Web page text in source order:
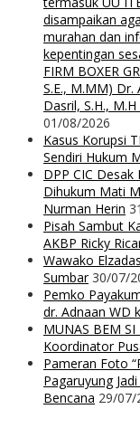
disampaikan
murahan dan
kepentingan
FIRM BOXER
S.E., M.MM) Dr.
Dasril, S.H.,
01/08/2026
Kasus Korupsi
Sendiri Hukum
DPP CIC
Dihukum Mati
Nurman Herin
Pisah Sambut
AKBP Ricky
Wawako
Sumbar 30/07/
Pemko
dr. Adnaan WD
MUNAS BEM
Koordinator
Pameran Foto
Pagaruyung
Bencana 29/07/